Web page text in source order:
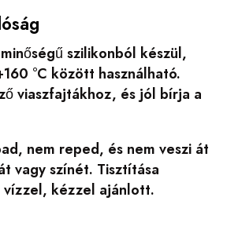
szilikonból készül,
°C között használható.
viaszfajtákhoz, és jól bírja a
nem reped, és nem veszi át
vagy színét. Tisztítása
vízzel, kézzel ajánlott.